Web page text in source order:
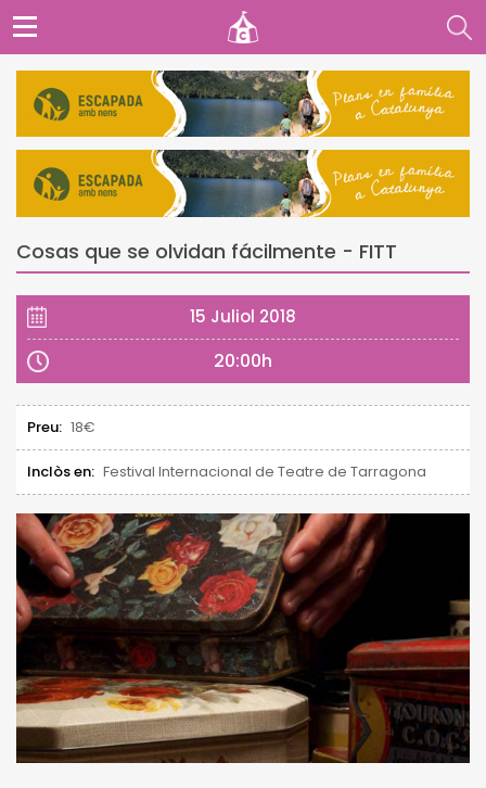
Cosas que se olvidan fácilmente - FITT
15 Juliol 2018
20:00h
Preu: 18€
Inclòs en: Festival Internacional de Teatre de Tarragona